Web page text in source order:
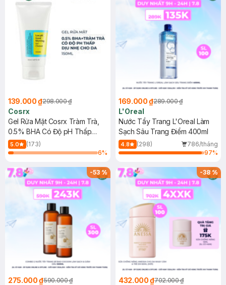
139.000 ₫298.000 ₫
Cosrx
Gel Rửa Mặt Cosrx Tràm Trà,
0.5% BHA Có Độ pH Thấp
150ml
5.0
(173)
6%
169.000 ₫289.000 ₫
L'Oreal
Nước Tẩy Trang L'Oreal Làm
Sạch Sâu Trang Điểm 400ml
4.8 (298)
786/tháng
97%
-53%
275.000 ₫590.000 ₫
-38%
432.000 ₫702.000 ₫